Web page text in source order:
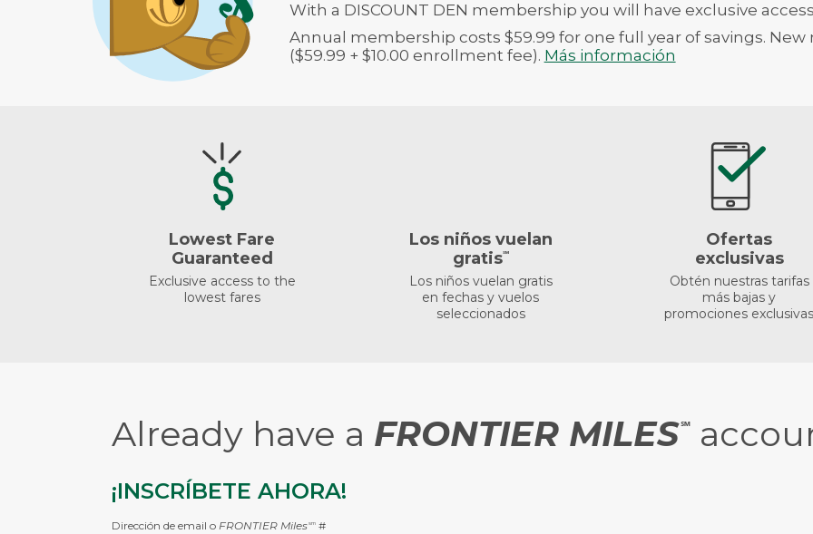
With a DISCOUNT DEN membership you will have exclusive
Annual membership costs $59.99 for one full year of savings.
($59.99 + $10.00 enrollment fee). Más información
Lowest Fare
Guaranteed
Exclusive access to the
lowest fares
Los niños vuelan
gratis℠
Los niños vuelan gratis
en fechas y vuelos
seleccionados
Ofertas
exclusivas
Obtén nuestras tarifas
más bajas y
promociones exclusivas
Already have a FRONTIER MILES℠
¡INSCRÍBETE AHORA!
Dirección de email o FRONTIER Milessm #